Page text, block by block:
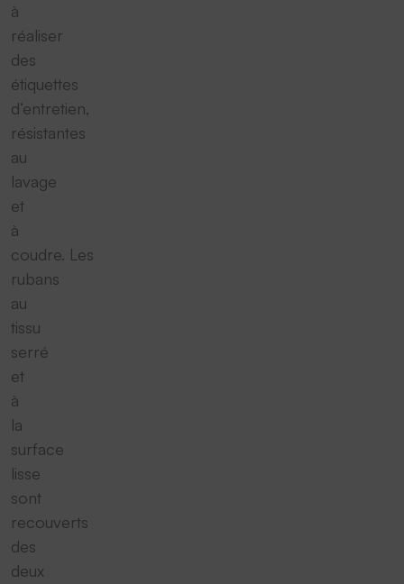
à
réaliser
des
étiquettes
d‘entretien,
résistantes
au
lavage
et
à
coudre. Les
rubans
au
tissu
serré
et
à
la
surface
lisse
sont
recouverts
des
deux